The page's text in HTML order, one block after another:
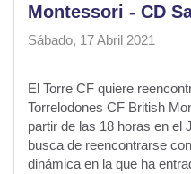
Montessori - CD
Sábado, 17 Abril 2021
El Torre CF quiere
Torrelodones CF British
partir de las 18 horas en el
busca de reencontrarse
dinámica en la que ha